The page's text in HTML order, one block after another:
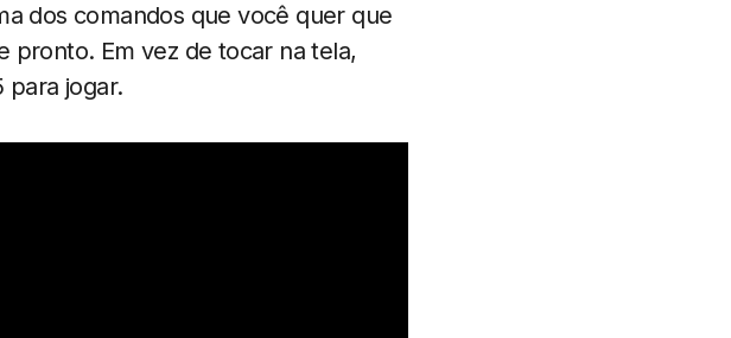
dos comandos que você quer que
pronto. Em vez de tocar na tela,
jogar.